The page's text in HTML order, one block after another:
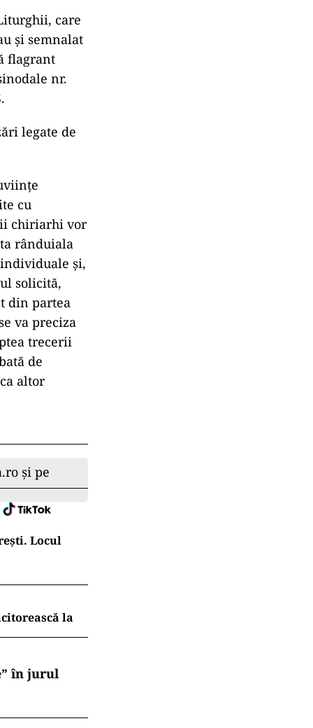
rugăciuni
care
şi semnalat
flagrant
nr.
legate de
cu
chiriarhi vor
rânduiala
și,
solicită,
partea
va preciza
trecerii
de
altor